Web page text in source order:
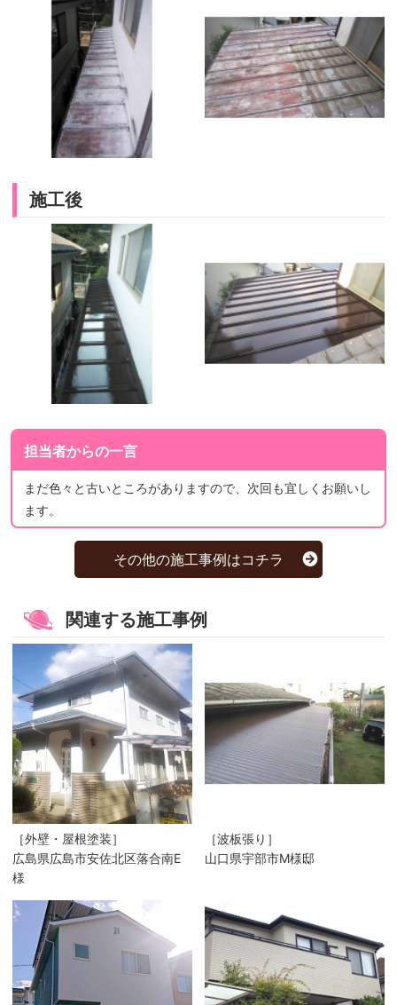
施工後
担当者からの一言
まだ色々と古いところがありますので、次回も宜しくお願いし
ます。
その他の施工事例はコチラ
関連する施工事例
［外壁・屋根塗装］
広島県広島市安佐北区落合南E
様
［波板張り］
山口県宇部市M様邸